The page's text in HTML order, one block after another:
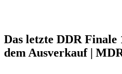
Das letzte DDR
dem Ausverkauf |